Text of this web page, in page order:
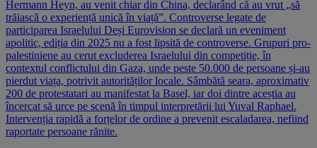
Hermann Heyn, au venit chiar din China, declarând că au vrut „să
trăiască o experiență unică în viață”. Controverse legate de
participarea Israelului Deși Eurovision se declară un eveniment
apolitic, ediția din 2025 nu a fost lipsită de controverse. Grupuri pro-
palestiniene au cerut excluderea Israelului din competiție, în
contextul conflictului din Gaza, unde peste 50.000 de persoane și-au
pierdut viața, potrivit autorităților locale. Sâmbătă seara, aproximativ
200 de protestatari au manifestat la Basel, iar doi dintre aceștia au
încercat să urce pe scenă în timpul interpretării lui Yuval Raphael.
Intervenția rapidă a forțelor de ordine a prevenit escaladarea, nefiind
raportate persoane rănite.